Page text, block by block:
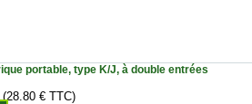
portable, type K/J, à double entrées
(28.80 € TTC)